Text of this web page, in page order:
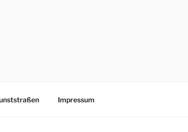
Impressum